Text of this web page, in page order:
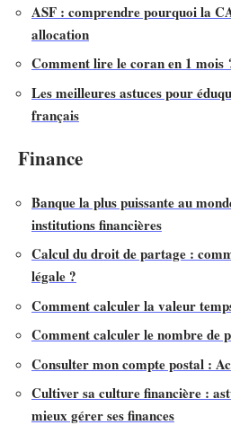
ASF : comprendre pourquoi la
allocation
Comment lire le coran en 1 mois
Les meilleures astuces pour
français
Finance
Banque la plus puissante au
institutions financières
Calcul du droit de partage :
légale ?
Comment calculer la valeur
Comment calculer le nombre de
Consulter mon compte postal :
Cultiver sa culture financière :
mieux gérer ses finances